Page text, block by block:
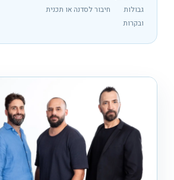
גבולות
ובקרות
חיבור לסדנה או תכנית